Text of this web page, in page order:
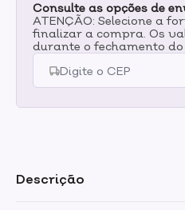
Consulte as opções de
ATENÇÃO: Selecione a
finalizar a compra. Os
durante o fechamento do
Descrição